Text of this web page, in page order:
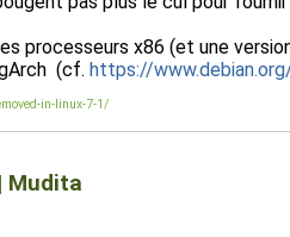
processeurs x86 (et une
(cf. https://
in-linux-7-1/
Mudita